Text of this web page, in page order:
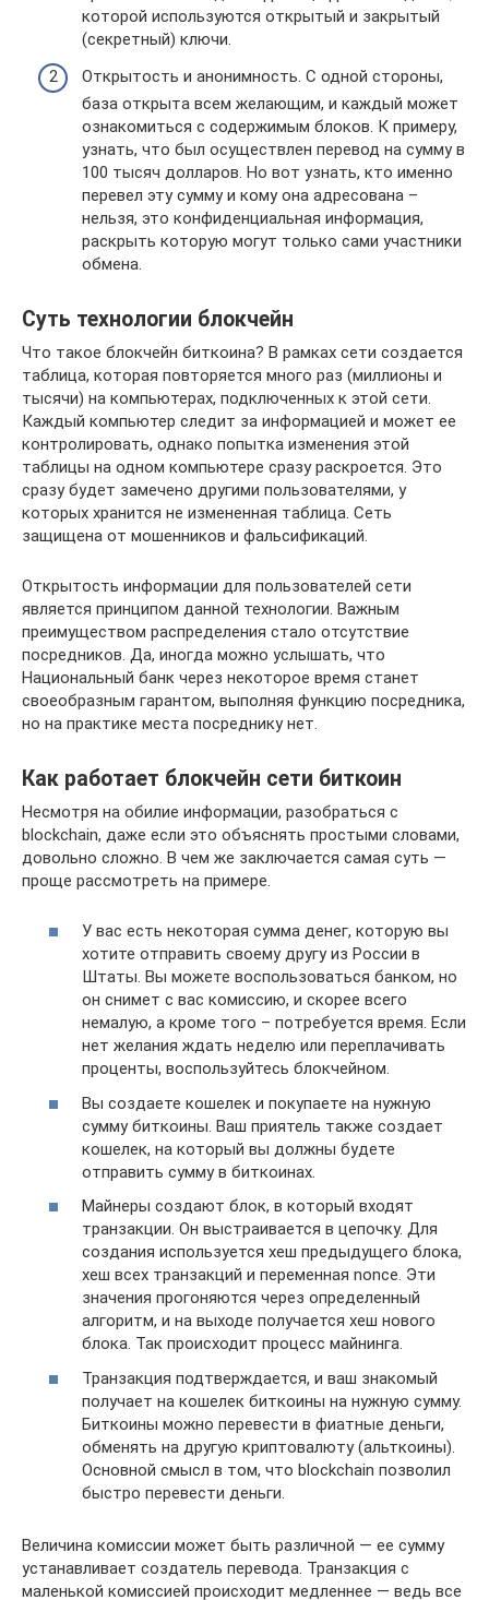
которой используются открытый и закрытый
(секретный) ключи.
Открытость и анонимность. С одной стороны,
база открыта всем желающим, и каждый может
ознакомиться с содержимым блоков. К примеру,
узнать, что был осуществлен перевод на сумму в
100 тысяч долларов. Но вот узнать, кто именно
перевел эту сумму и кому она адресована –
нельзя, это конфиденциальная информация,
раскрыть которую могут только сами участники
обмена.
Суть технологии блокчейн
Что такое блокчейн биткоина? В рамках сети создается
таблица, которая повторяется много раз (миллионы и
тысячи) на компьютерах, подключенных к этой сети.
Каждый компьютер следит за информацией и может ее
контролировать, однако попытка изменения этой
таблицы на одном компьютере сразу раскроется. Это
сразу будет замечено другими пользователями, у
которых хранится не измененная таблица. Сеть
защищена от мошенников и фальсификаций.
Открытость информации для пользователей сети
является принципом данной технологии. Важным
преимуществом распределения стало отсутствие
посредников. Да, иногда можно услышать, что
Национальный банк через некоторое время станет
своеобразным гарантом, выполняя функцию посредника,
но на практике места посреднику нет.
Как работает блокчейн сети биткоин
Несмотря на обилие информации, разобраться с
blockchain, даже если это объяснять простыми словами,
довольно сложно. В чем же заключается самая суть —
проще рассмотреть на примере.
У вас есть некоторая сумма денег, которую вы
хотите отправить своему другу из России в
Штаты. Вы можете воспользоваться банком, но
он снимет с вас комиссию, и скорее всего
немалую, а кроме того – потребуется время. Если
нет желания ждать неделю или переплачивать
проценты, воспользуйтесь блокчейном.
Вы создаете кошелек и покупаете на нужную
сумму биткоины. Ваш приятель также создает
кошелек, на который вы должны будете
отправить сумму в биткоинах.
Майнеры создают блок, в который входят
транзакции. Он выстраивается в цепочку. Для
создания используется хеш предыдущего блока,
хеш всех транзакций и переменная nonce. Эти
значения прогоняются через определенный
алгоритм, и на выходе получается хеш нового
блока. Так происходит процесс майнинга.
Транзакция подтверждается, и ваш знакомый
получает на кошелек биткоины на нужную сумму.
Биткоины можно перевести в фиатные деньги,
обменять на другую криптовалюту (альткоины).
Основной смысл в том, что blockchain позволил
быстро перевести деньги.
Величина комиссии может быть различной — ее сумму
устанавливает создатель перевода. Транзакция с
маленькой комиссией происходит медленнее — ведь все